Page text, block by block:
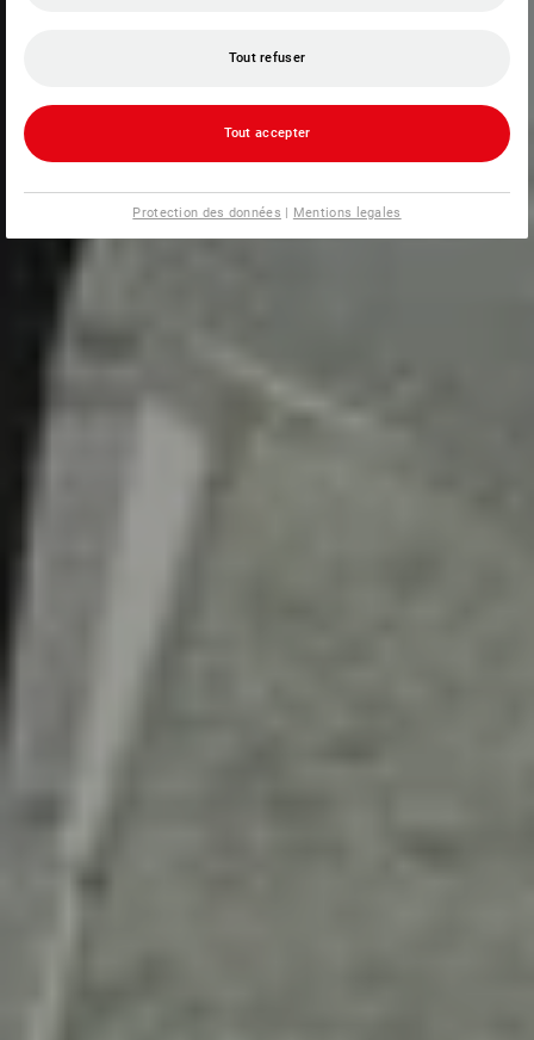
Tout refuser
Tout accepter
Protection des données | Mentions legales